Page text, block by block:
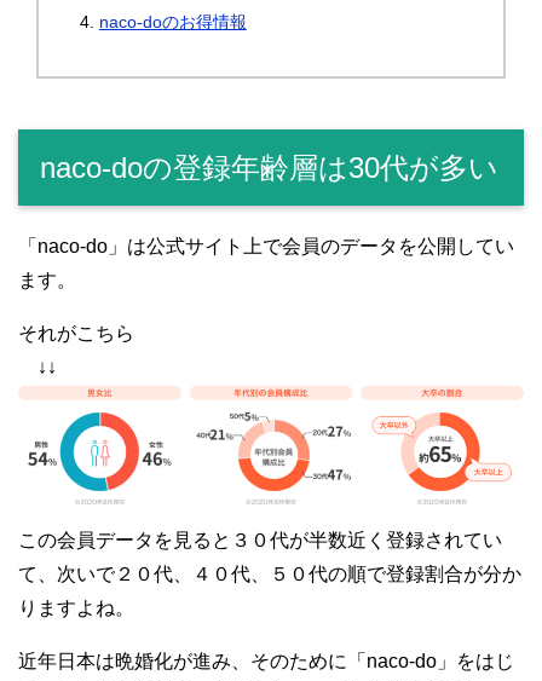
naco-doのお得情報
naco-doの登録年齢層は30代が多い
「naco-do」は公式サイト上で会員のデータを公開してい
ます。
それがこちら
↓↓
この会員データを見ると３０代が半数近く登録されてい
て、次いで２０代、４０代、５０代の順で登録割合が分か
りますよね。
近年日本は晩婚化が進み、そのために「naco-do」をはじ